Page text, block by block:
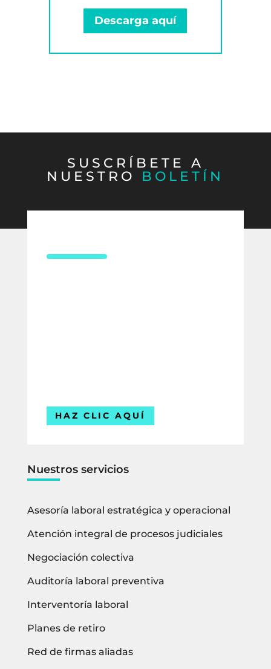
Descarga aquí
SUSCRÍBETE A
NUESTRO
BOLETÍN
HAZ CLIC AQUÍ
Nuestros servicios
Asesoría laboral estratégica y operacional
Atención integral de procesos judiciales
Negociación colectiva
Auditoría laboral preventiva
Interventoría laboral
Planes de retiro
Red de firmas aliadas